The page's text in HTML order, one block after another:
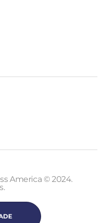
America © 2024.